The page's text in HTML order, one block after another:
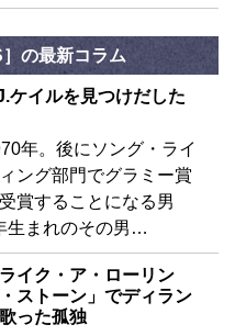
］の最新コラム
ケイルを見つけだした
年。後にソング・ライ
ング部門でグラミー賞
賞することになる男
生まれのその男…
ライク・ア・ローリン
ストーン」でディラン
った孤独